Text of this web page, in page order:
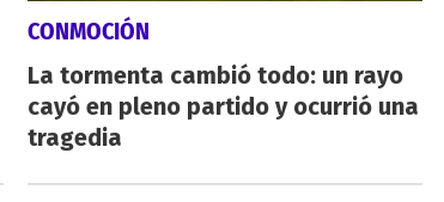
CONMOCIÓN
La tormenta cambió todo: un rayo
cayó en pleno partido y ocurrió una
tragedia